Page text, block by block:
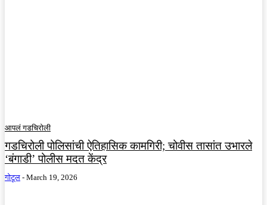
आपलं गडचिरोली
गडचिरोली पोलिसांची ऐतिहासिक कामगिरी; चोवीस तासांत उभारले
‘बंगाडी’ पोलीस मदत केंद्र
गोटूल - March 19, 2026